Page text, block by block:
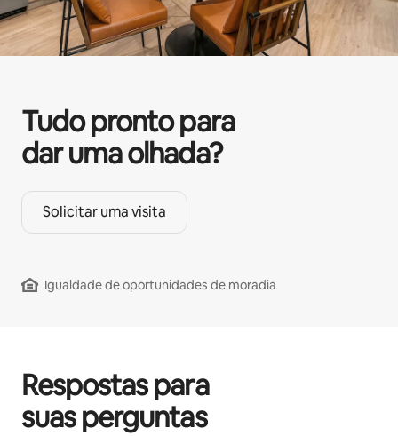
Tudo pronto para
dar uma olhada?
Solicitar uma visita
Igualdade de oportunidades de moradia
Respostas para
suas perguntas